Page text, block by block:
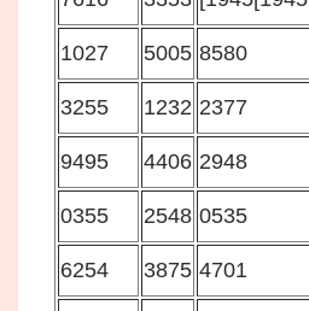
1027 5005 8580
3255 1232 2377
9495 4406 2948
0355 2548 0535
6254 3875 4701